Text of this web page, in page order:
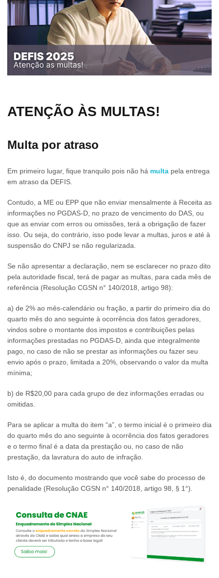
ATENÇÃO ÀS MULTAS!
Multa por atraso
Em primeiro lugar, fique tranquilo pois não há multa pela entrega
em atraso da DEFIS.
Contudo, a ME ou EPP que não enviar mensalmente à Receita as
informações no PGDAS-D, no prazo de vencimento do DAS, ou
que as enviar com erros ou omissões, terá a obrigação de fazer
isso. Ou seja, do contrário, isso pode levar a multas, juros e até à
suspensão do CNPJ se não regularizada.
Se não apresentar a declaração, nem se esclarecer no prazo dito
pela autoridade fiscal, terá de pagar as multas, para cada mês de
referência (Resolução CGSN n° 140/2018, artigo 98):
a) de 2% ao mês-calendário ou fração, a partir do primeiro dia do
quarto mês do ano seguinte à ocorrência dos fatos geradores,
vindos sobre o montante dos impostos e contribuições pelas
informações prestadas no PGDAS-D, ainda que integralmente
pago, no caso de não se prestar as informações ou fazer seu
envio após o prazo, limitada a 20%, observando o valor da multa
mínima;
b) de R$20,00 para cada grupo de dez informações erradas ou
omitidas.
Para se aplicar a multa do item “a”, o termo inicial é o primeiro dia
do quarto mês do ano seguinte à ocorrência dos fatos geradores
e o termo final é a data da prestação ou, no caso de não
prestação, da lavratura do auto de infração.
Isto é, do documento mostrando que você sabe do processo de
penalidade (Resolução CGSN n° 140/2018, artigo 98, § 1°).